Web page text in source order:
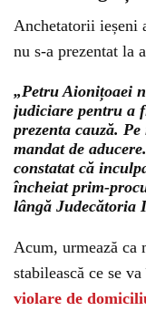
Anchetatorii ieșeni
nu s-a prezentat la
„Petru Aionițoaei
judiciare pentru a
prezenta cauză.
mandat de
constatat că
încheiat prim-
lângă Judecătoria
Acum, urmează ca
stabilească ce se
violare de